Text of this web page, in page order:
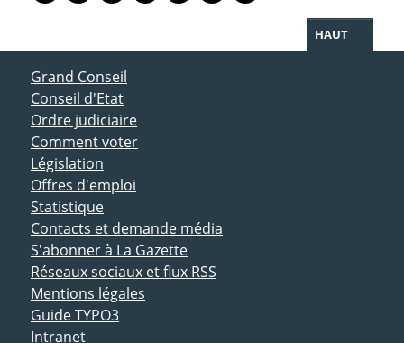
HAUT
ACCÈS DIRECT
Grand Conseil
Conseil d'Etat
Ordre judiciaire
Comment voter
Législation
Offres d'emploi
Statistique
Contacts et demande média
S'abonner à La Gazette
Réseaux sociaux et flux RSS
Mentions légales
Guide TYPO3
Intranet